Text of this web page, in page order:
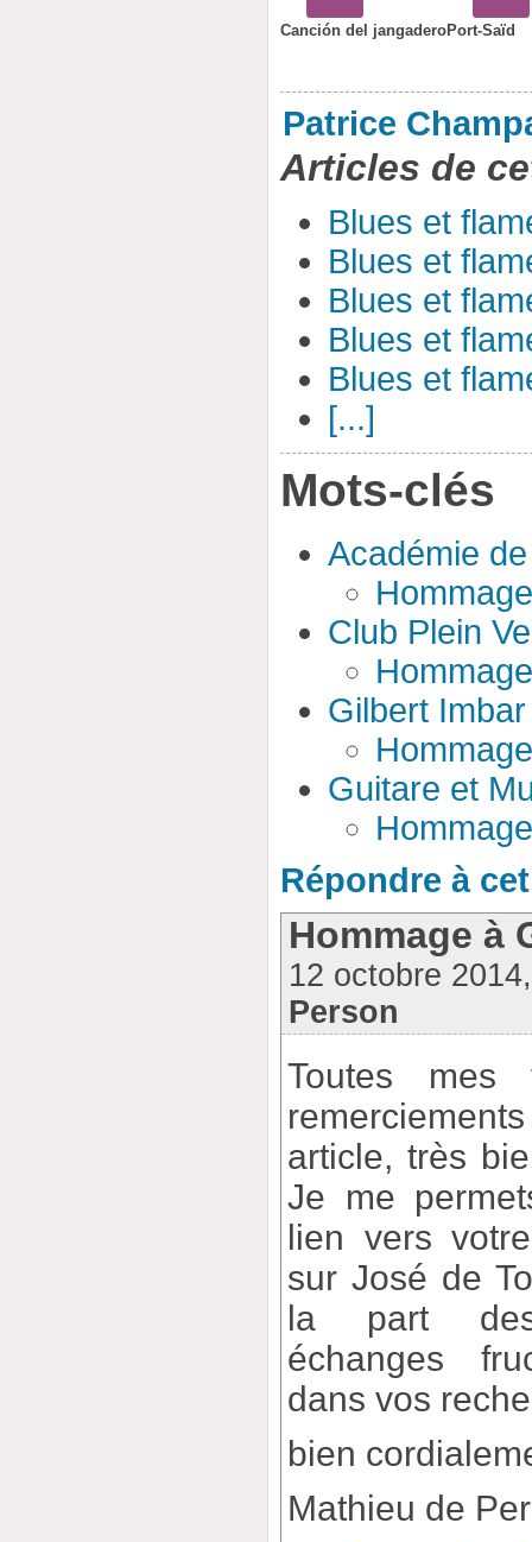
Canción del jangaderoPort-Saïd
Patrice
Articles de
Blues et
Blues et
Blues et
Blues et
Blues et
[...]
Mots-clés
Académie
Club Plein
Gilbert Imbar
Guitare et
Répondre à
Hommage à
12 octobre
Person
Toutes mes
article, très
Je me
lien vers
sur José de
la part
échanges
dans vos
bien
Mathieu de